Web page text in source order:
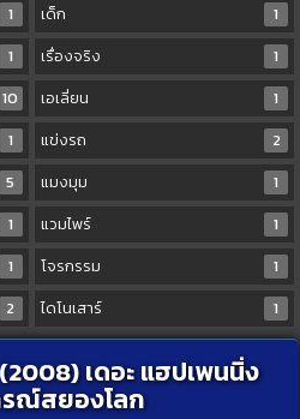
1 เด็ก
1
1 เรื่องจริง
1
10 เอเลี่ยน
1
1 แข่งรถ
2
5 แมงมุม
1
1 แวมไพร์
1
1 โจรกรรม
1
2 ไดโนเสาร์ 1
เดอะ แฮปเพนนิ่ง
ณ์สยองโลก